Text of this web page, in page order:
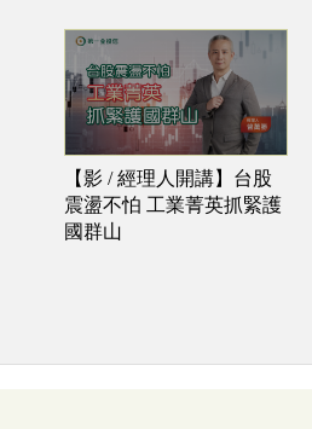
【影 / 經理人開講】台股
震盪不怕 工業菁英抓緊護
國群山